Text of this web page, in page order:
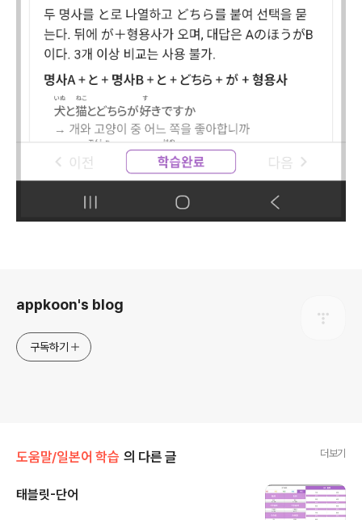
appkoon's blog
구독하기
도움말/일본어 학습 의 다른 글 더보기
태블릿-단어